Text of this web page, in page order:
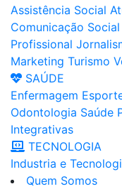
Assistência Social
Comunicação Social
Profissional
Marketing Turismo
SAÚDE
Enfermagem
Odontologia Saúde
Integrativas
TECNOLOGIA
Industria e
Quem Somos